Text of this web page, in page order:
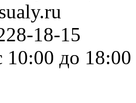
18-15
10:00 до 18:00